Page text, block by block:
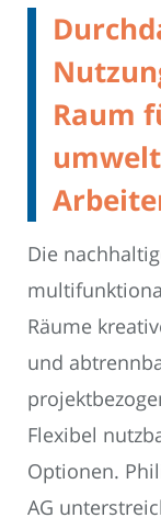
Raum
Die
Räume
und
Flexibel
Optionen.
AG